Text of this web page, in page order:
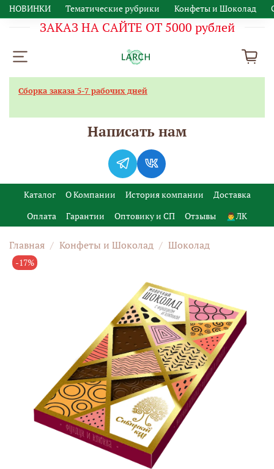
НОВИНКИ Тематические рубрики Конфеты и Шоколад
ЗАКАЗ НА САЙТЕ ОТ 5000 рублей
Каталог О Компании История компании
Доставка
Оплата
Гарантии Оптовику и СП Отзывы 🙍‍♂️ЛК
Главная Конфеты и Шоколад Шоколад
-17%
Сборка заказа 5-7 рабочих дней
Написать нам